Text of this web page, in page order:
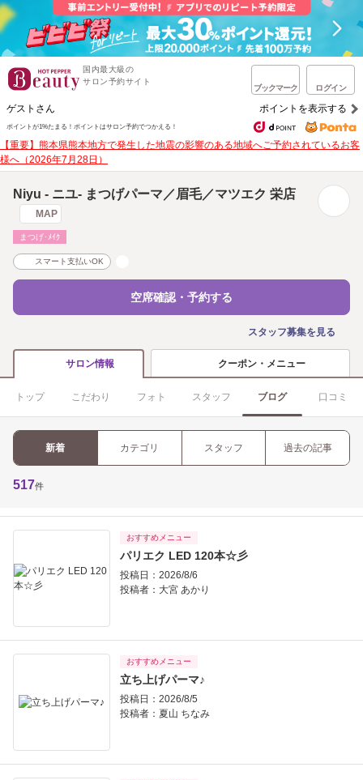
国内最大級の
サロン予約サイト
ブックマーク ログイン
ゲストさん ポイントを表示する
ポイントが1%たまる！ ポイントはサロン予約でつかえる！
【重要】熊本県熊本地方で発生した地震の影響のある地域へご予約されているお客
様へ（2026年7月28日）
Niyu - ニユ- まつげパーマ／眉毛／マツエク 栄店
MAP
まつげ･ﾒｲｸ
スマート支払いOK
空席確認・予約する
スタッフ募集を見る
サロン情報 クーポン・メニュー
トップ こだわり フォト スタッフ ブログ 口コミ
新着 カテゴリ スタッフ 過去の記事
517件
おすすめメニュー
パリエク LED 120本☆彡
投稿日：2026/8/6
投稿者： 大宮 あかり
おすすめメニュー
立ち上げパーマ♪
投稿日：2026/8/5
投稿者： 夏山 ちなみ